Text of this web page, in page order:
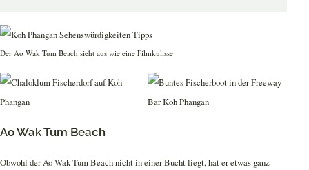
Der Ao Wak Tum Beach sieht aus wie eine Filmkulisse
Ao Wak Tum Beach
Obwohl der Ao Wak Tum Beach nicht in einer Bucht liegt, hat er etwas ganz